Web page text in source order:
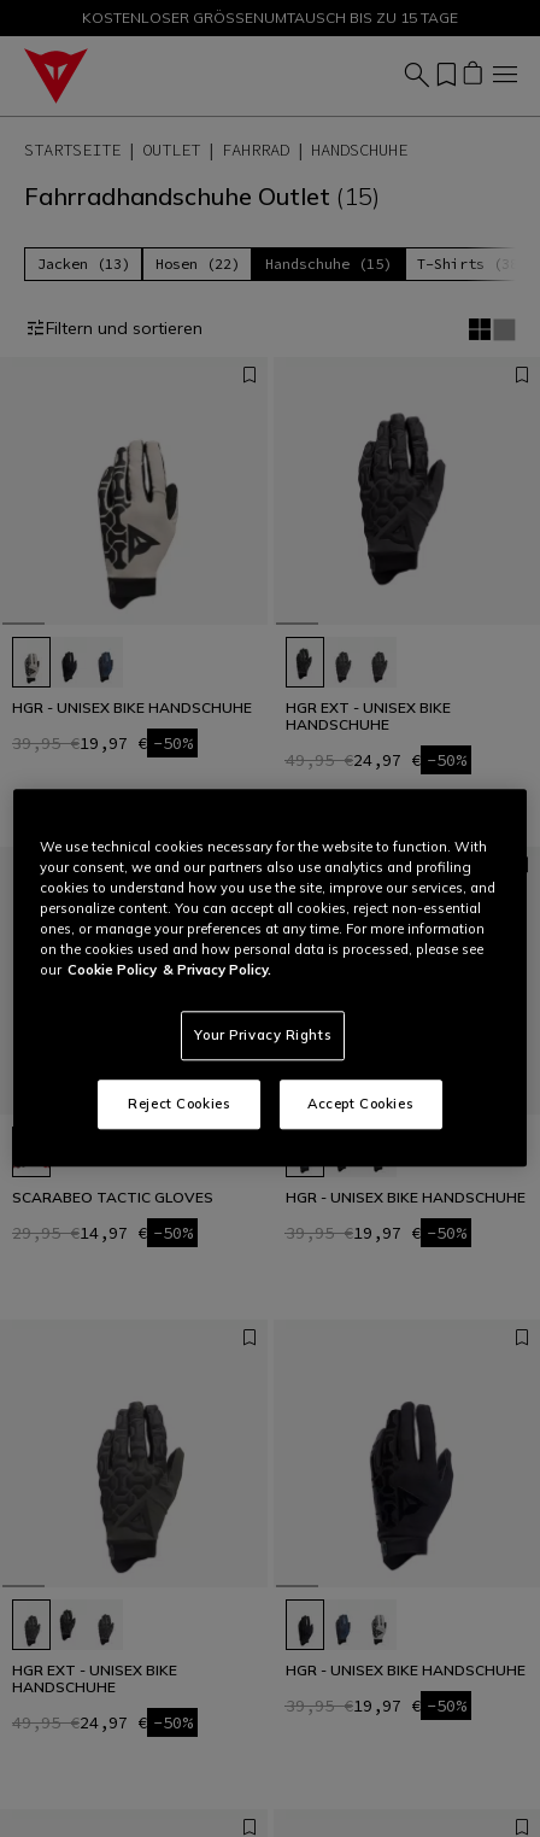
SALE BIS ZU -50 % – JETZT SHOPPEN
KOSTENLOSER GRÖSSENUMTAUSCH BIS ZU 15 TAGE
STARTSEITE OUTLET FAHRRAD HANDSCHUHE
Fahrradhandschuhe Outlet (15)
Jacken (13) Hosen (22) Handschuhe (15) T-Shirts (38)
Filtern und sortieren
HGR - UNISEX BIKE HANDSCHUHE
39,95 €19,97 € -50%
HGR EXT - UNISEX BIKE
HANDSCHUHE
49,95 €24,97 € -50%
SCARABEO TACTIC GLOVES
29,95 €14,97 € -50%
HGR - UNISEX BIKE HANDSCHUHE
39,95 €19,97 € -50%
HGR EXT - UNISEX BIKE
HANDSCHUHE
49,95 €24,97 € -50%
HGR - UNISEX BIKE HANDSCHUHE
39,95 €19,97 € -50%
We use technical cookies necessary for the website to function. With
your consent, we and our partners also use analytics and profiling
cookies to understand how you use the site, improve our services, and
personalize content. You can accept all cookies, reject non-essential
ones, or manage your preferences at any time. For more information
on the cookies used and how personal data is processed, please see
our Cookie Policy & Privacy Policy.
Your Privacy Rights
Reject Cookies Accept Cookies